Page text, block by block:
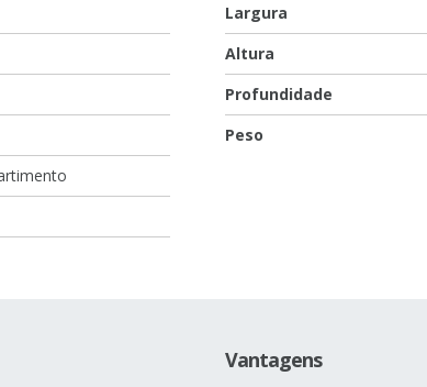
Largura
Altura
Profundidade
Peso
Vantagens